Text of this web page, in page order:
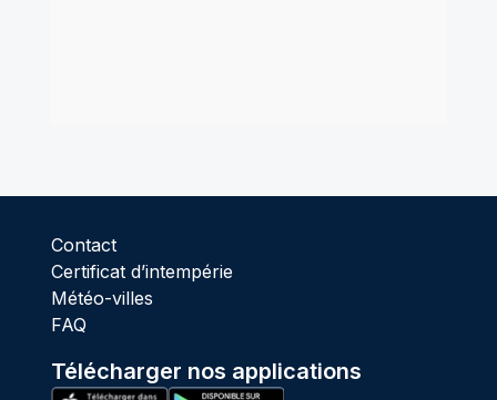
Contact
Certificat d’intempérie
Météo-villes
FAQ
Télécharger nos applications